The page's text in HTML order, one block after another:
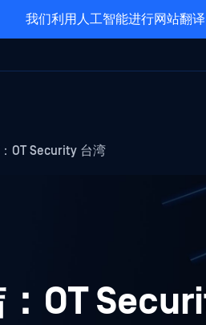
我们利用人工智能进行网站翻
OT Security 台湾
OT